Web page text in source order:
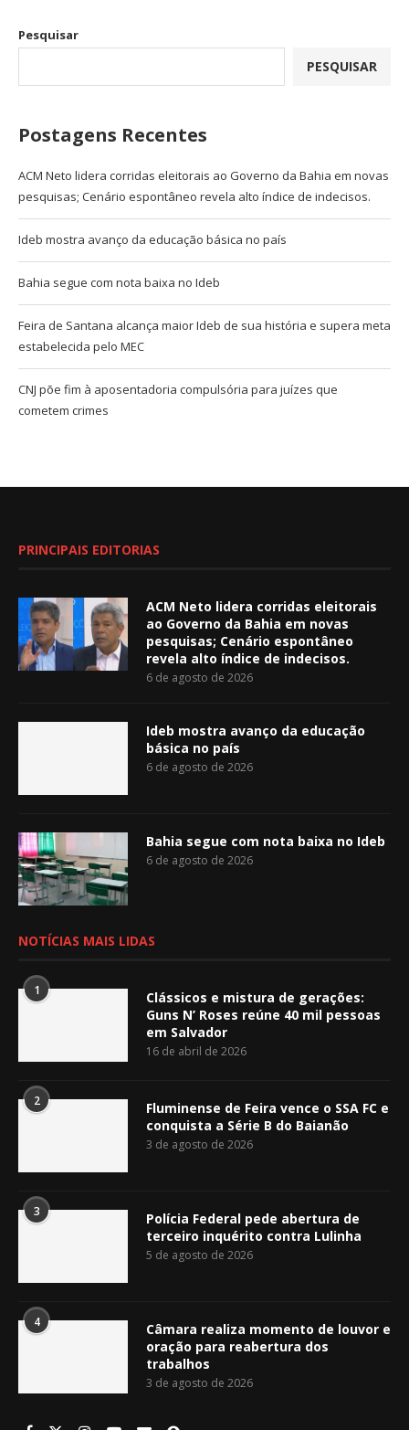
Pesquisar
PESQUISAR
Postagens Recentes
ACM Neto lidera corridas eleitorais ao Governo da Bahia em novas
pesquisas; Cenário espontâneo revela alto índice de indecisos.
Ideb mostra avanço da educação básica no país
Bahia segue com nota baixa no Ideb
Feira de Santana alcança maior Ideb de sua história e supera meta
estabelecida pelo MEC
CNJ põe fim à aposentadoria compulsória para juízes que
cometem crimes
PRINCIPAIS EDITORIAS
ACM Neto lidera corridas eleitorais
ao Governo da Bahia em novas
pesquisas; Cenário espontâneo
revela alto índice de indecisos.
6 de agosto de 2026
Ideb mostra avanço da educação
básica no país
6 de agosto de 2026
Bahia segue com nota baixa no Ideb
6 de agosto de 2026
NOTÍCIAS MAIS LIDAS
1
Clássicos e mistura de gerações:
Guns N’ Roses reúne 40 mil pessoas
em Salvador
16 de abril de 2026
2
Fluminense de Feira vence o SSA FC e
conquista a Série B do Baianão
3 de agosto de 2026
3
Polícia Federal pede abertura de
terceiro inquérito contra Lulinha
5 de agosto de 2026
4
Câmara realiza momento de louvor e
oração para reabertura dos
trabalhos
3 de agosto de 2026